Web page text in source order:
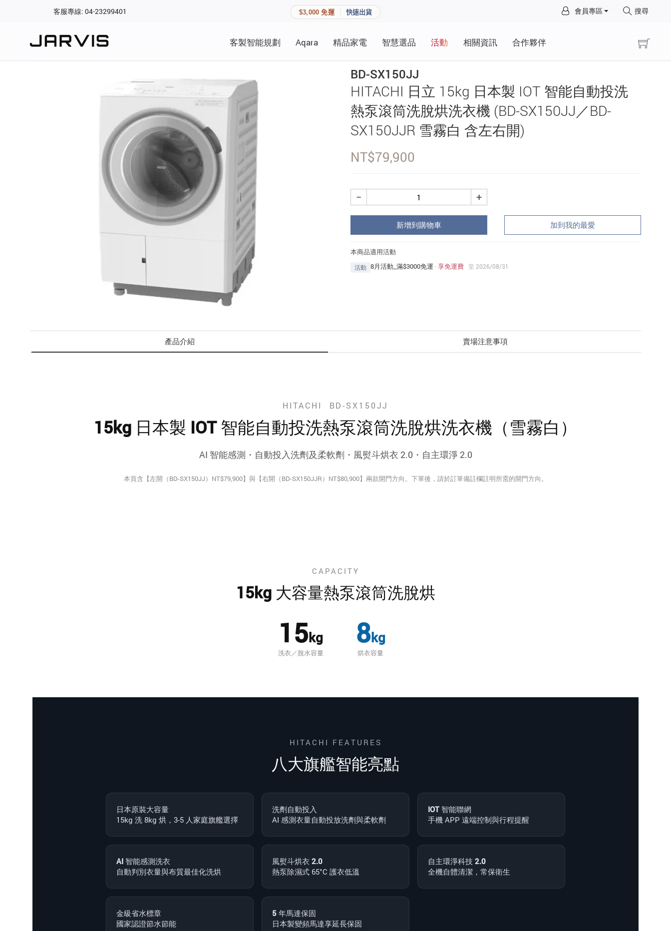
客服專線: 04-23299401 $3,000 免運 快速出貨 會員專區 搜尋
客製智能規劃 Aqara 精品家電 智慧選品 活動 相關資訊 合作夥伴
BD-SX150JJ
HITACHI 日立 15kg 日本製 IOT 智能自動投洗
熱泵滾筒洗脫烘洗衣機 (BD-SX150JJ／BD-
SX150JJR 雪霧白 含左右開)
NT$79,900
+
−
新增到購物車 加到我的最愛
本商品適用活動
活動 8月活動_滿$3000免運 ·享免運費 至 2026/08/31
產品介紹 賣場注意事項
HITACHI BD-SX150JJ
15kg 日本製 IOT 智能自動投洗熱泵滾筒洗脫烘洗衣機（雪霧白）
AI 智能感測・自動投入洗劑及柔軟劑・風熨斗烘衣 2.0・自主環淨 2.0
本頁含【左開（BD-SX150JJ）NT$79,900】與【右開（BD-SX150JJR）NT$80,900】兩款開門方向。下單後，請於訂單備註欄註明所需的開門方向。
CAPACITY
15kg 大容量熱泵滾筒洗脫烘
15kg
洗衣／脫水容量
8kg
烘衣容量
HITACHI FEATURES
八大旗艦智能亮點
日本原裝大容量
15kg 洗 8kg 烘，3-5 人家庭旗艦選擇
洗劑自動投入
AI 感測衣量自動投放洗劑與柔軟劑
IOT 智能聯網
手機 APP 遠端控制與行程提醒
AI 智能感測洗衣
自動判別衣量與布質最佳化洗烘
風熨斗烘衣 2.0
熱泵除濕式 65°C 護衣低溫
自主環淨科技 2.0
全機自體清潔，常保衛生
金級省水標章
國家認證節水節能
5 年馬達保固
日本製變頻馬達享延長保固
×
Aqara 智慧家庭
智能門鎖
Matter 智慧家庭
精品家電
會員帳號
密碼
登入會員
建立新帳號
會員資料管理
查看我的最愛